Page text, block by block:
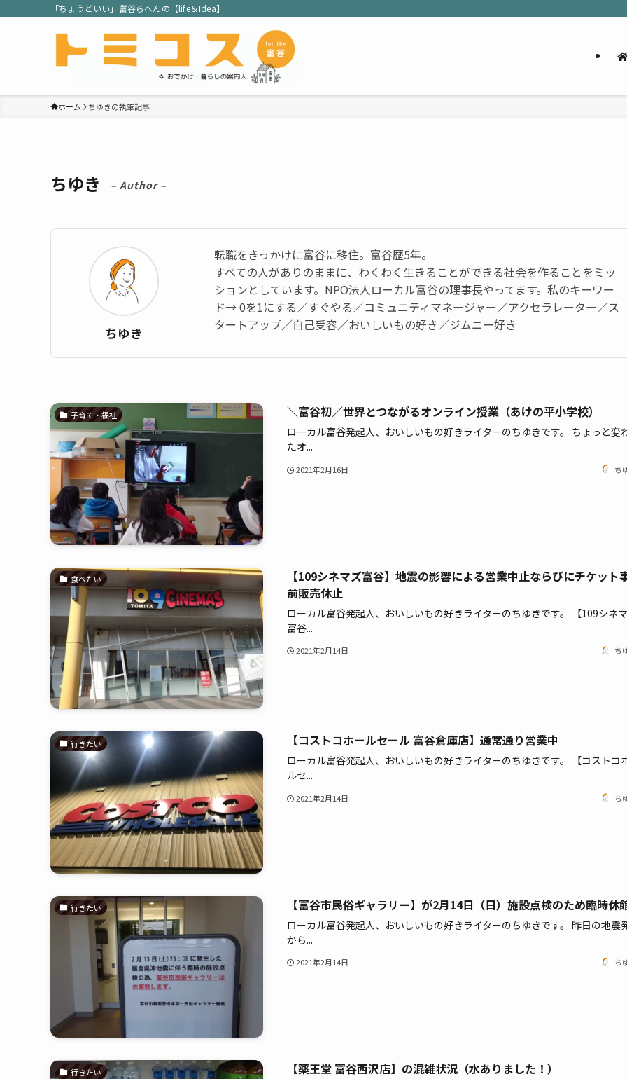
「ちょうどいい」富谷らへんの【life＆Idea】
ホーム ちゆきの執筆記事
ちゆき – Author –
ちゆき
転職をきっかけに富谷に移住。富谷歴5年。
すべての人がありのままに、わくわく生きることができる社会を作ることをミッ
ションとしています。NPO法人ローカル富谷の理事長やってます。私のキーワー
ド→ 0を1にする／すぐやる／コミュニティマネージャー／アクセラレーター／ス
タートアップ／自己受容／おいしいもの好き／ジムニー好き
子育て・福祉 ＼富谷初／世界とつながるオンライン授業（あけの平小学校）
ローカル富谷発起人、おいしいもの好きライターのちゆきです。 ちょっと変
たオ...
2021年2月16日 ち
食べたい
【109シネマズ富谷】地震の影響による営業中止ならびにチケット
前販売休止
ローカル富谷発起人、おいしいもの好きライターのちゆきです。 【109シネ
富谷...
2021年2月14日 ち
行きたい 【コストコホールセール 富谷倉庫店】通常通り営業中
ローカル富谷発起人、おいしいもの好きライターのちゆきです。 【コストコ
ルセ...
2021年2月14日 ち
行きたい 【富谷市民俗ギャラリー】が2月14日（日）施設点検のため臨時休
ローカル富谷発起人、おいしいもの好きライターのちゆきです。 昨日の地震
から...
2021年2月14日 ち
行きたい 【薬王堂 富谷西沢店】の混雑状況（水ありました！）